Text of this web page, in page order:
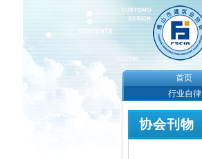
首页
行业自律
协会刊物